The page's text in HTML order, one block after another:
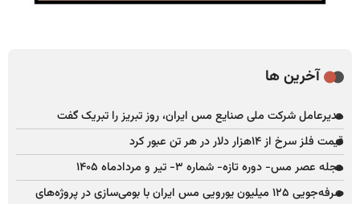
آخرین ها
مدیرعامل شرکت ملی صنایع مس ایران، روز تبریز را تبریک گفت
قیمت فلز سرخ از ۱۴هزار دلار در هر تن عبور کرد
مجله عصر مس- دوره تازه- شماره ۳- تیر و مردادماه ۱۴۰۵
صرفه‌جویی ۱۲۵ میلیون یورویی مس ایران با بومی‌سازی در پروژه‌های